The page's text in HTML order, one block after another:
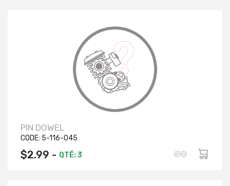
PIN DOWEL
CODE: 5-116-045
$2.99 - QTÉ: 3